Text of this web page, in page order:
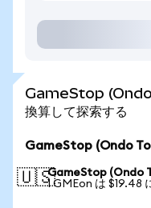
GameStop (Ondo
換算して探索する
GameStop (Ondo
🇺🇸GameStop (Ondo
1 GMEon は $19.48